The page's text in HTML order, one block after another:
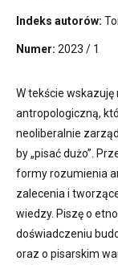
Indeks autorów:
Numer: 2023 / 1
W tekście
antropologiczną,
neoliberalnie
by „pisać dużo”.
formy rozumienia
zalecenia i
wiedzy. Piszę o
doświadczeniu
oraz o pisarskim